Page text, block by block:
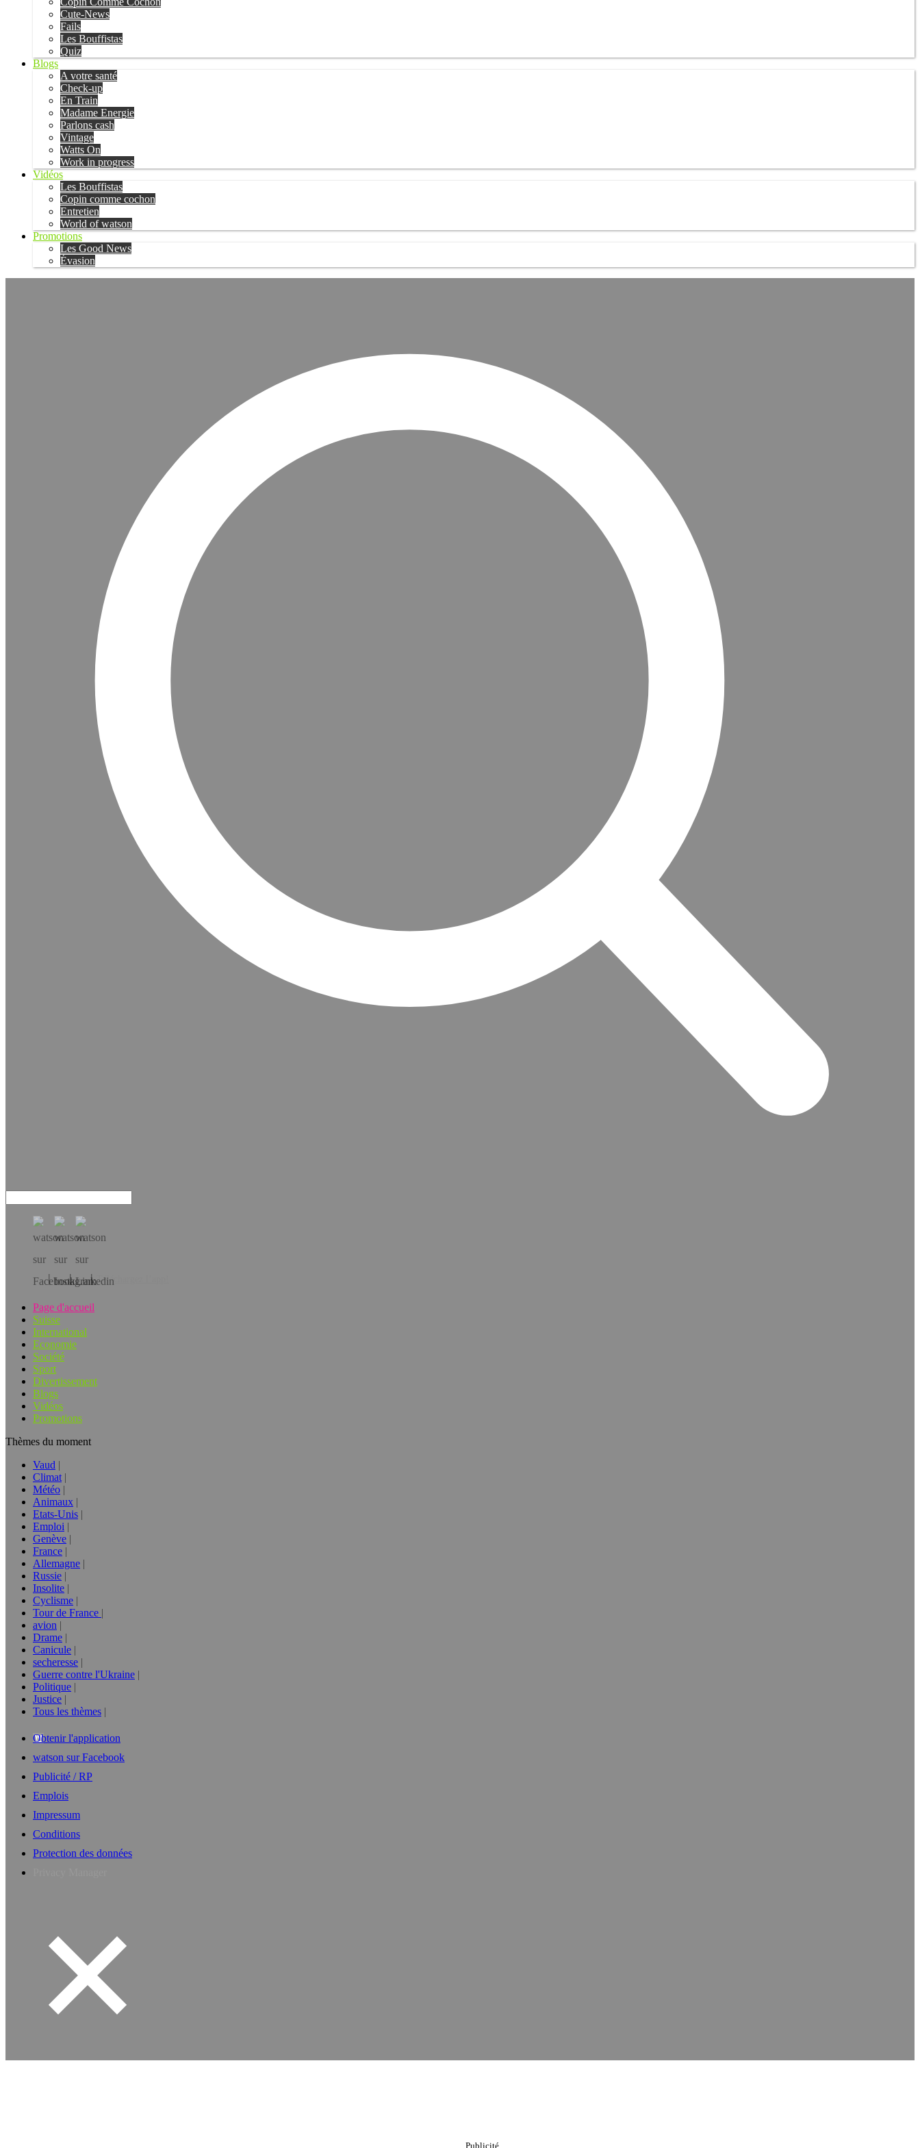
Cute-News
Fails
Les Bouffistas
Quiz
Blogs
A votre santé
Check-up
En Train
Madame Energie
Parlons cash
Vintage
Watts On
Work in progress
Vidéos
Les Bouffistas
Copin comme cochon
Entretien
World of watson
Promotions
Les Good News
Évasion
Téléchargez l’app!
Page d'accueil
Suisse
International
Economie
Société
Sport
Divertissement
Blogs
Vidéos
Promotions
Thèmes du moment
Vaud
Climat
Météo
Animaux
Etats-Unis
Emploi
Genève
France
Allemagne
Russie
Insolite
Cyclisme
Tour de France
avion
Drame
Canicule
secheresse
Guerre contre l'Ukraine
Politique
Justice
Tous les thèmes
Obtenir l'application
watson sur Facebook
Publicité / RP
Emplois
Impressum
Conditions
Protection des données